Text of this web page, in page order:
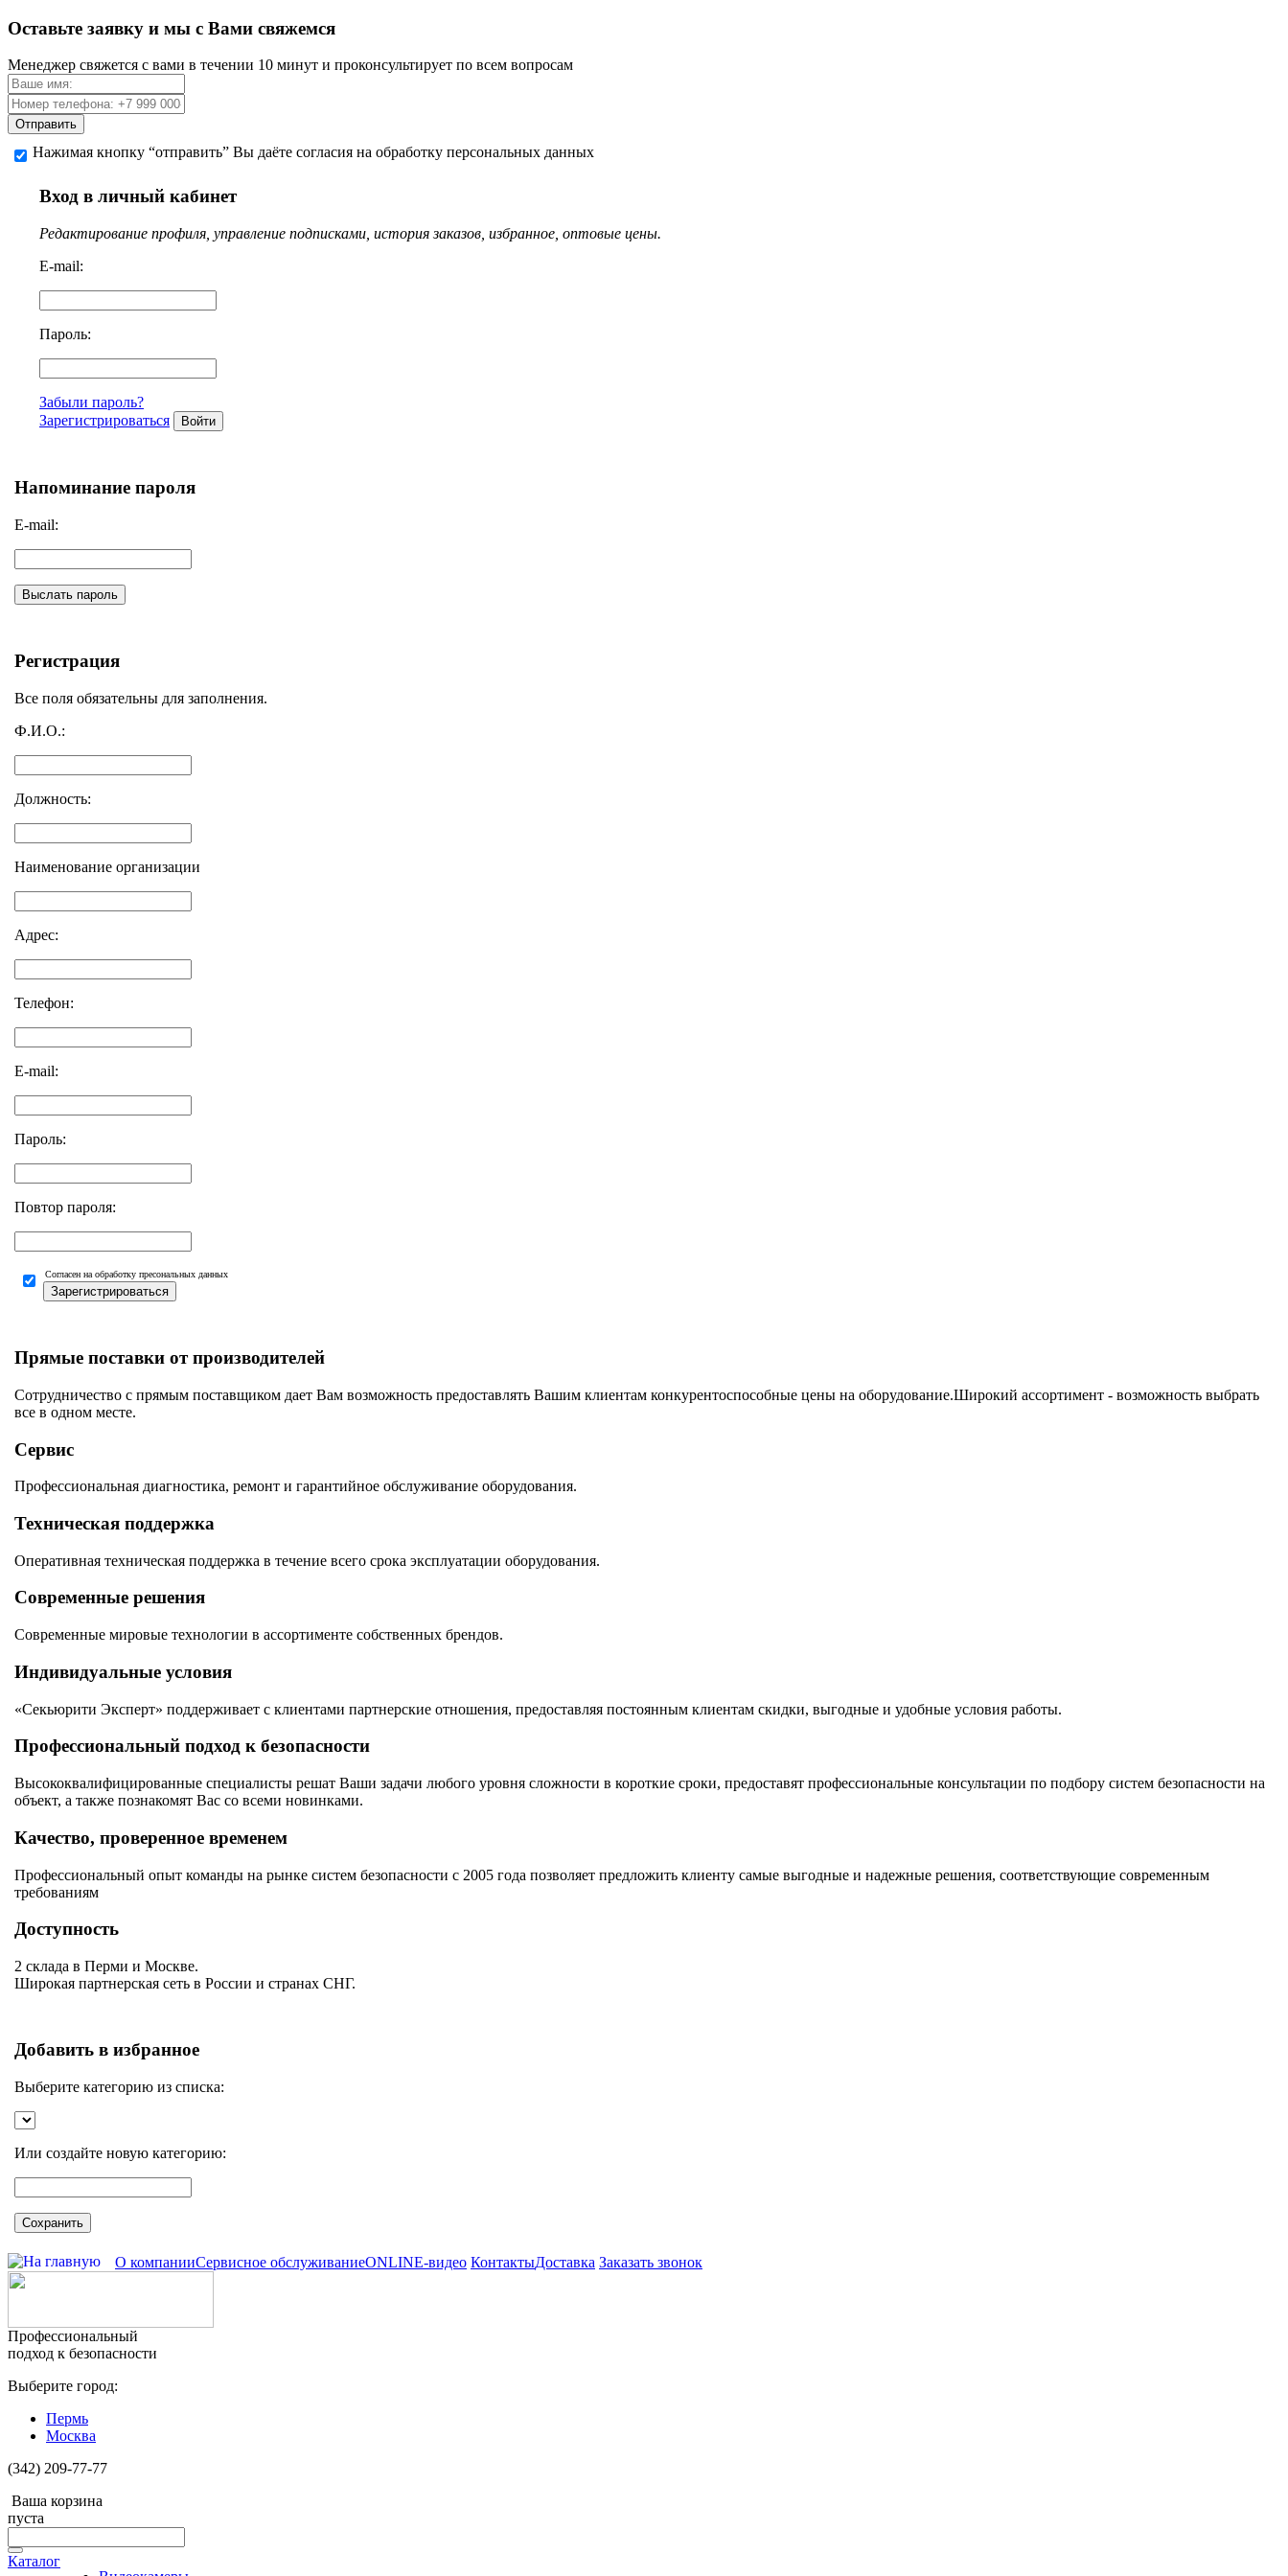
Оставьте заявку и мы с Вами свяжемся
Менеджер свяжется с вами в течении 10 минут и проконсультирует по всем вопросам
Отправить
Нажимая кнопку “отправить” Вы даёте согласия на обработку персональных данных
Вход в личный кабинет
Редактирование профиля, управление подписками, история заказов, избранное, оптовые цены.
E-mail:
Пароль:
Забыли пароль?
Зарегистрироваться
Войти
Напоминание пароля
E-mail:
Выслать пароль
Регистрация
Все поля обязательны для заполнения.
Ф.И.О.:
Должность:
Наименование организации
Адрес:
Телефон:
E-mail:
Пароль:
Повтор пароля:
Согласен на обработку пресональных данных
Зарегистрироваться
Прямые поставки от производителей
Сотрудничество с прямым поставщиком дает Вам возможность предоставлять Вашим клиентам конкурентоспособные цены на оборудование.Широкий ассортимент - возможность выбрать
все в одном месте.
Сервис
Профессиональная диагностика, ремонт и гарантийное обслуживание оборудования.
Техническая поддержка
Оперативная техническая поддержка в течение всего срока эксплуатации оборудования.
Современные решения
Современные мировые технологии в ассортименте собственных брендов.
Индивидуальные условия
«Секьюрити Эксперт» поддерживает с клиентами партнерские отношения, предоставляя постоянным клиентам скидки, выгодные и удобные условия работы.
Профессиональный подход к безопасности
Высококвалифицированные специалисты решат Ваши задачи любого уровня сложности в короткие сроки, предоставят профессиональные консультации по подбору систем безопасности на
объект, а также познакомят Вас со всеми новинками.
Качество, проверенное временем
Профессиональный опыт команды на рынке систем безопасности с 2005 года позволяет предложить клиенту самые выгодные и надежные решения, соответствующие современным
требованиям
Доступность
2 склада в Перми и Москве.
Широкая партнерская сеть в России и странах СНГ.
Добавить в избранное
Выберите категорию из списка:
Или создайте новую категорию:
Сохранить
О компанииСервисное обслуживаниеONLINE-видео КонтактыДоставка Заказать звонок
Профессиональный
подход к безопасности
Выберите город:
Пермь
Москва
(342) 209-77-77
Ваша корзина
пуста
Каталог